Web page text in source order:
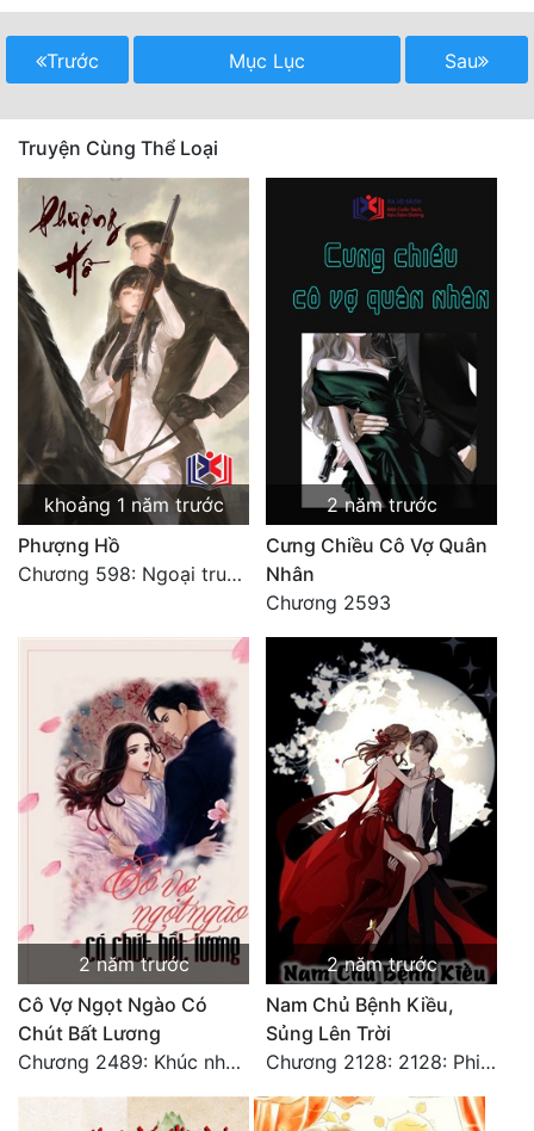
Đô Thị
Đông Phương
Đồng Nhân
Cẩu Đạo Trường Sinh
Ngự Thú
Truyện Nam
Truyện Nữ
Vô Địch Lưu
Xây Dựng Thế Lực
Đam Mỹ
Đẹp
Tính Cách Nhân Vật :
Sát Phạt Quyết Đoán
Điềm Đạm
Trước Mục Lục Sau
Truyện Cùng Thể Loại
khoảng 1 năm trước
Phượng Hồ
Chương 598: Ngoại truyện: Tiểu Tiểu Ký
2 năm trước
Cưng Chiều Cô Vợ Quân
Nhân
Chương 2593
2 năm trước
Cô Vợ Ngọt Ngào Có
Chút Bất Lương
Chương 2489: Khúc nhạc dạo: Cuộc so đấu vô sỉ (Hoàn)
2 năm trước
Nam Chủ Bệnh Kiều,
Sủng Lên Trời
Chương 2128: 2128: Phiên Ngoại 10 Tô Cổ - Tiểu Hồng - Kết Thúc